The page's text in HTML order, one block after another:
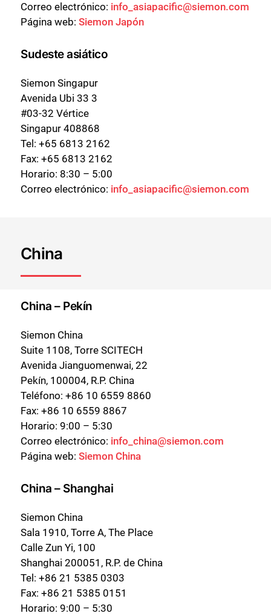
Correo electrónico: info_asiapacific@siemon.com
Página web: Siemon Japón
Sudeste asiático
Siemon Singapur
Avenida Ubi 33 3
#03-32 Vértice
Singapur 408868
Tel: +65 6813 2162
Fax: +65 6813 2162
Horario: 8:30 – 5:00
Correo electrónico: info_asiapacific@siemon.com
China
China – Pekín
Siemon China
Suite 1108, Torre SCITECH
Avenida Jianguomenwai, 22
Pekín, 100004, R.P. China
Teléfono: +86 10 6559 8860
Fax: +86 10 6559 8867
Horario: 9:00 – 5:30
Correo electrónico: info_china@siemon.com
Página web: Siemon China
China – Shanghai
Siemon China
Sala 1910, Torre A, The Place
Calle Zun Yi, 100
Shanghai 200051, R.P. de China
Tel: +86 21 5385 0303
Fax: +86 21 5385 0151
Horario: 9:00 – 5:30